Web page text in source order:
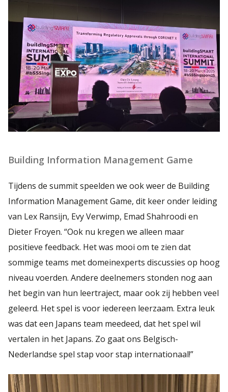
Building Information Management Game
Tijdens de summit speelden we ook weer de Building
Information Management Game, dit keer onder leiding
van Lex Ransijn, Evy Verwimp, Emad Shahroodi en
Dieter Froyen. “Ook nu kregen we alleen maar
positieve feedback. Het was mooi om te zien dat
sommige teams met domeinexperts discussies op hoog
niveau voerden. Andere deelnemers stonden nog aan
het begin van hun leertraject, maar ook zij hebben veel
geleerd. Het spel is voor iedereen leerzaam. Extra leuk
was dat een Japans team meedeed, dat het spel wil
vertalen in het Japans. Zo gaat ons Belgisch-
Nederlandse spel stap voor stap internationaal!”